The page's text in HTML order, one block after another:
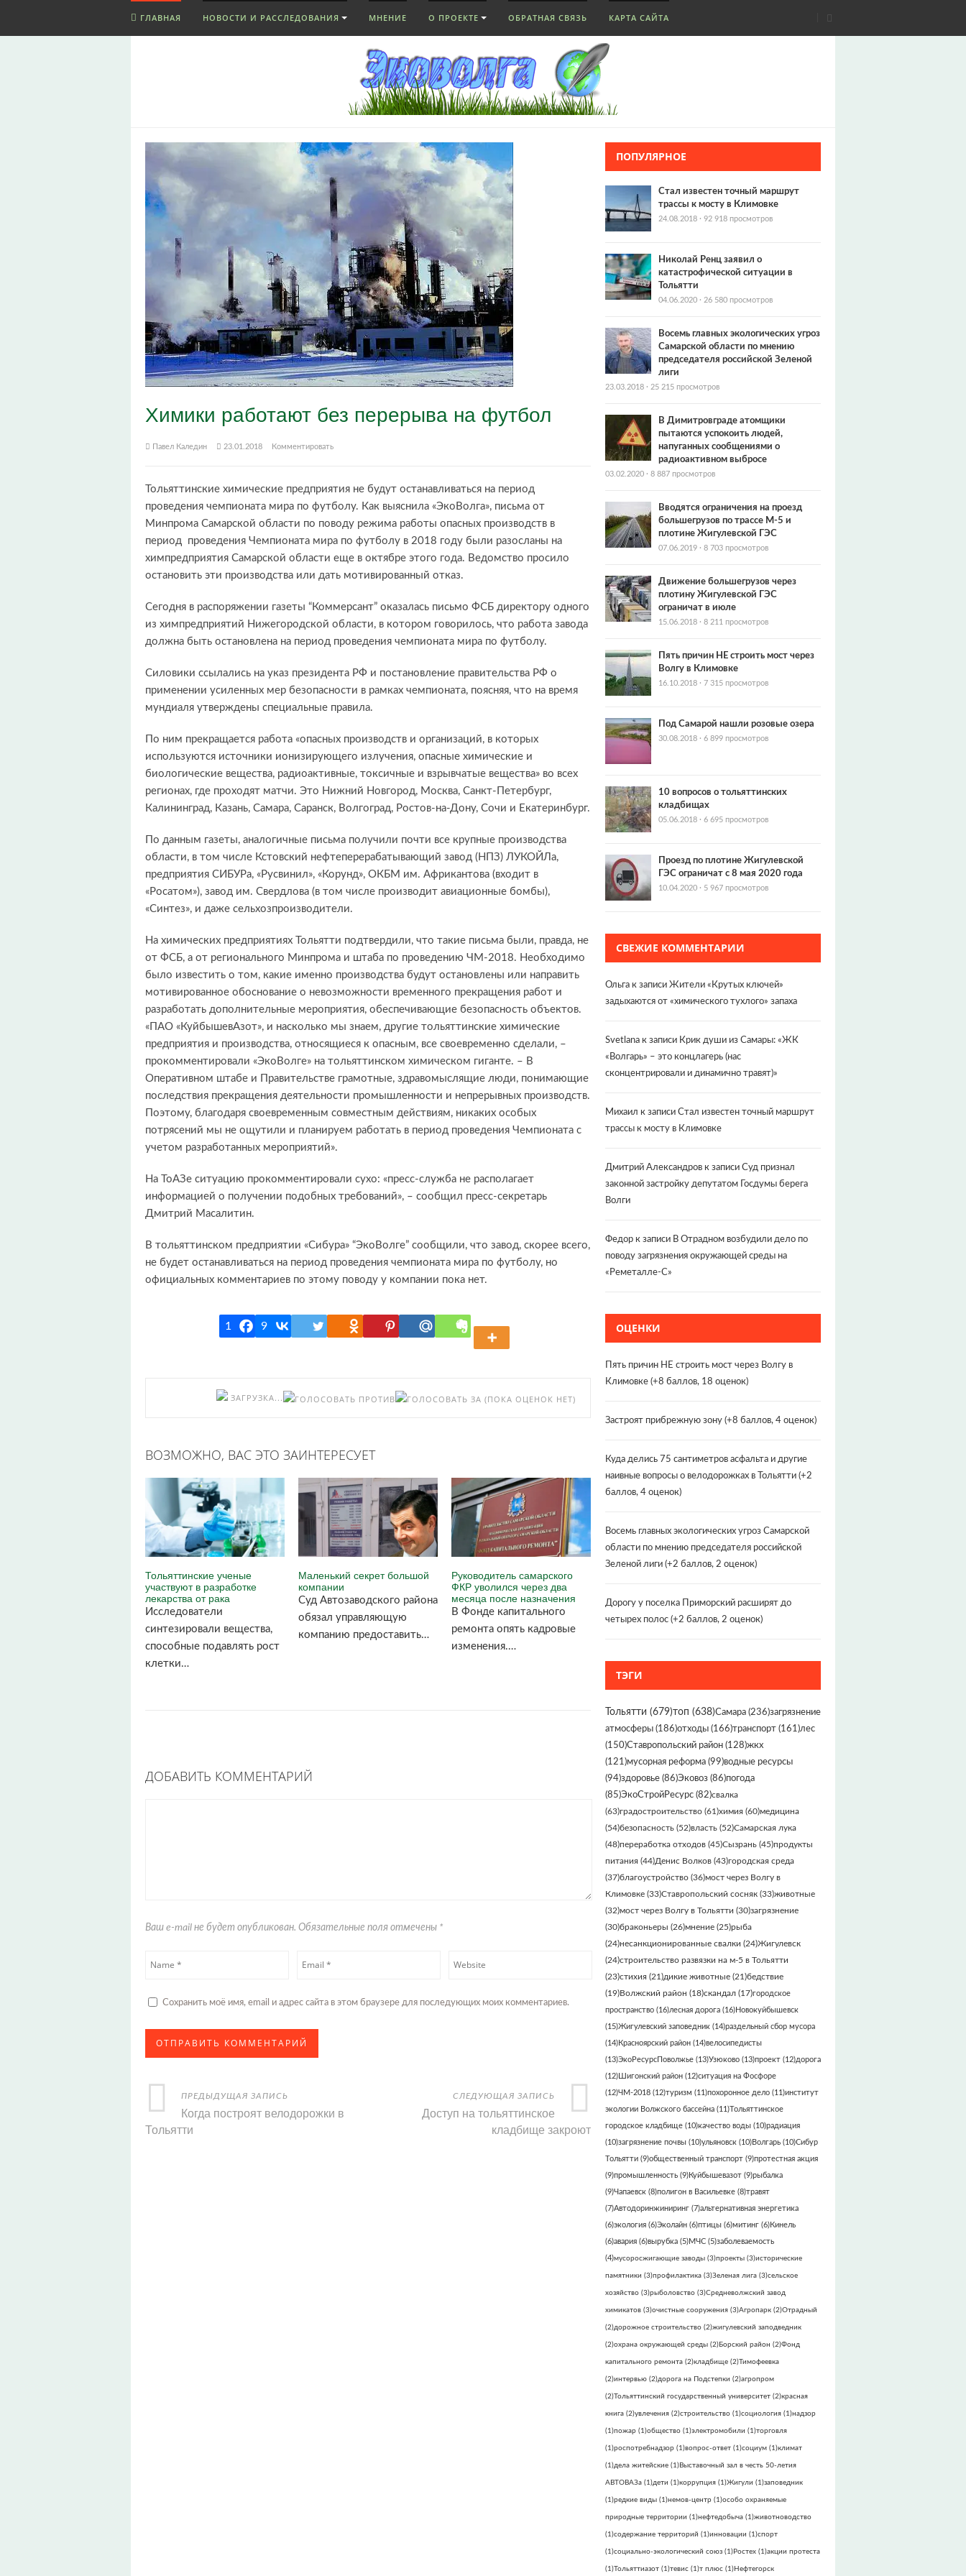
ГЛАВНАЯ НОВОСТИ И РАССЛЕДОВАНИЯ МНЕНИЕ О ПРОЕКТЕ ОБРАТНАЯ СВЯЗЬ КАРТА САЙТА
Химики работают без перерыва на футбол
Павел Каледин 23.01.2018 Комментировать
Тольяттинские химические предприятия не будут останавливаться на период
проведения чемпионата мира по футболу. Как выяснила «ЭкоВолга», письма от
Минпрома Самарской области по поводу режима работы опасных производств в
период проведения Чемпионата мира по футболу в 2018 году были разосланы на
химпредприятия Самарской области еще в октябре этого года. Ведомство просило
остановить эти производства или дать мотивированный отказ.
Сегодня в распоряжении газеты “Коммерсант” оказалась письмо ФСБ директору одного
из химпредприятий Нижегородской области, в котором говорилось, что работа завода
должна быть остановлена на период проведения чемпионата мира по футболу.
Силовики ссылались на указ президента РФ и постановление правительства РФ о
применении усиленных мер безопасности в рамках чемпионата, поясняя, что на время
мундиаля утверждены специальные правила.
По ним прекращается работа «опасных производств и организаций, в которых
используются источники ионизирующего излучения, опасные химические и
биологические вещества, радиоактивные, токсичные и взрывчатые вещества» во всех
регионах, где проходят матчи. Это Нижний Новгород, Москва, Санкт-Петербург,
Калининград, Казань, Самара, Саранск, Волгоград, Ростов-на-Дону, Сочи и Екатеринбург.
По данным газеты, аналогичные письма получили почти все крупные производства
области, в том числе Кстовский нефтеперерабатывающий завод (НПЗ) ЛУКОЙЛа,
предприятия СИБУРа, «Русвинил», «Корунд», ОКБМ им. Африкантова (входит в
«Росатом»), завод им. Свердлова (в том числе производит авиационные бомбы),
«Синтез», и даже сельхозпроизводители.
На химических предприятиях Тольятти подтвердили, что такие письма были, правда, не
от ФСБ, а от регионального Минпрома и штаба по проведению ЧМ-2018. Необходимо
было известить о том, какие именно производства будут остановлены или направить
мотивированное обоснование о невозможности временного прекращения работ и
разработать дополнительные мероприятия, обеспечивающие безопасность объектов.
«ПАО «КуйбышевАзот», и насколько мы знаем, другие тольяттинские химические
предприятия и производства, относящиеся к опасным, все своевременно сделали, –
прокомментировали «ЭкоВолге» на тольяттинском химическом гиганте. – В
Оперативном штабе и Правительстве грамотные, здравомыслящие люди, понимающие
последствия прекращения деятельности промышленности и непрерывных производств.
Поэтому, благодаря своевременным совместным действиям, никаких особых
потрясений мы не ощутили и планируем работать в период проведения Чемпионата с
учетом разработанных мероприятий».
На ТоАЗе ситуацию прокомментировали сухо: «пресс-служба не располагает
информацией о получении подобных требований», – сообщил пресс-секретарь
Дмитрий Масалитин.
В тольяттинском предприятии «Сибура» “ЭкоВолге” сообщили, что завод, скорее всего,
не будет останавливаться на период проведения чемпионата мира по футболу, но
официальных комментариев по этому поводу у компании пока нет.
1 9
(ПОКА ОЦЕНОК НЕТ)
ЗАГРУЗКА...
ВОЗМОЖНО, ВАС ЭТО ЗАИНТЕРЕСУЕТ
Тольяттинские ученые
участвуют в разработке
лекарства от рака
Исследователи
синтезировали вещества,
способные подавлять рост
клетки…
Маленький секрет большой
компании
Суд Автозаводского района
обязал управляющую
компанию предоставить…
Руководитель самарского
ФКР уволился через два
месяца после назначения
В Фонде капитального
ремонта опять кадровые
изменения.…
ДОБАВИТЬ КОММЕНТАРИЙ
Ваш e-mail не будет опубликован. Обязательные поля отмечены *
Сохранить моё имя, email и адрес сайта в этом браузере для последующих моих комментариев.
ПРЕДЫДУЩАЯ ЗАПИСЬ
Когда построят велодорожки в
Тольятти
СЛЕДУЮЩАЯ ЗАПИСЬ
Доступ на тольяттинское
кладбище закроют
ПОПУЛЯРНОЕ
Стал известен точный маршрут
трассы к мосту в Климовке
24.08.2018 · 92 918 просмотров
Николай Ренц заявил о
катастрофической ситуации в
Тольятти
04.06.2020 · 26 580 просмотров
Восемь главных экологических угроз
Самарской области по мнению
председателя российской Зеленой
лиги
23.03.2018 · 25 215 просмотров
В Димитровграде атомщики
пытаются успокоить людей,
напуганных сообщениями о
радиоактивном выбросе
03.02.2020 · 8 887 просмотров
Вводятся ограничения на проезд
большегрузов по трассе М-5 и
плотине Жигулевской ГЭС
07.06.2019 · 8 703 просмотров
Движение большегрузов через
плотину Жигулевской ГЭС
ограничат в июле
15.06.2018 · 8 211 просмотров
Пять причин НЕ строить мост через
Волгу в Климовке
16.10.2018 · 7 315 просмотров
Под Самарой нашли розовые озера
30.08.2018 · 6 899 просмотров
10 вопросов о тольяттинских
кладбищах
05.06.2018 · 6 695 просмотров
Проезд по плотине Жигулевской
ГЭС ограничат с 8 мая 2020 года
10.04.2020 · 5 967 просмотров
СВЕЖИЕ КОММЕНТАРИИ
Ольга к записи Жители «Крутых ключей»
задыхаются от «химического тухлого» запаха
Svetlana к записи Крик души из Самары: «ЖК
«Волгарь» – это концлагерь (нас
сконцентрировали и динамично травят)»
Михаил к записи Стал известен точный маршрут
трассы к мосту в Климовке
Дмитрий Александров к записи Суд признал
законной застройку депутатом Госдумы берега
Волги
Федор к записи В Отрадном возбудили дело по
поводу загрязнения окружающей среды на
«Реметалле-С»
ОЦЕНКИ
Пять причин НЕ строить мост через Волгу в
Климовке (+8 баллов, 18 оценок)
Застроят прибрежную зону (+8 баллов, 4 оценок)
Куда делись 75 сантиметров асфальта и другие
наивные вопросы о велодорожках в Тольятти (+2
баллов, 4 оценок)
Восемь главных экологических угроз Самарской
области по мнению председателя российской
Зеленой лиги (+2 баллов, 2 оценок)
Дорогу у поселка Приморский расширят до
четырех полос (+2 баллов, 2 оценок)
ТЭГИ
Тольятти (679)топ (638)Самара (236)загрязнение
атмосферы (186)отходы (166)транспорт (161)лес
(150)Ставропольский район (128)жкх
(121)мусорная реформа (99)водные ресурсы
(94)здоровье (86)Эковоз (86)погода
(85)ЭкоСтройРесурс (82)свалка
(63)градостроительство (61)химия (60)медицина
(54)безопасность (52)власть (52)Самарская лука
(48)переработка отходов (45)Сызрань (45)продукты
питания (44)Денис Волков (43)городская среда
(37)благоустройство (36)мост через Волгу в
Климовке (33)Ставропольский сосняк (33)животные
(32)мост через Волгу в Тольятти (30)загрязнение
(30)браконьеры (26)мнение (25)рыба
(24)несанкционированные свалки (24)Жигулевск
(24)строительство развязки на м-5 в Тольятти
(23)стихия (21)дикие животные (21)бедствие
(19)Волжский район (18)скандал (17)городское
пространство (16)лесная дорога (16)Новокуйбышевск
(15)Жигулевский заповедник (14)раздельный сбор мусора
(14)Красноярский район (14)велосипедисты
(13)ЭкоРесурсПоволжье (13)Узюково (13)проект (12)дорога
(12) Шигонский район (12)ситуация на Фосфоре
(12)ЧМ-2018 (12)туризм (11)похоронное дело (11)институт
экологии Волжского бассейна (11)Тольяттинское
городское кладбище (10)качество воды (10)радиация
(10)загрязнение почвы (10)ульяновск (10)Волгарь (10)Сибур
Тольятти (9)общественный транспорт (9)протестная акция
(9)промышленность (9)Куйбышевазот (9)рыбалка
(9)Чапаевск (8)полигон в Васильевке (8)травят
(7)Автодоринжиниринг (7)альтернативная энергетика
(6)экология (6)Эколайн (6)птицы (6)митинг (6)Кинель
(6)авария (6)вырубка (5)МЧС (5)заболеваемость
(4)мусоросжигающие заводы (3)проекты (3)исторические
памятники (3)профилактика (3)Зеленая лига (3)сельское
хозяйство (3)рыболовство (3)Средневолжский завод
химикатов (3)очистные сооружения (3)Агропарк (2)Отрадный
(2)дорожное строительство (2)жигулевский заподведник
(2)охрана окружающей среды (2) Борский район (2)Фонд
капитального ремонта (2)кладбище (2)Тимофеевка
(2)интервью (2)дорога на Подстепки (2)агропром
(2)Тольяттинский государственный университет (2)красная
книга (2)увлечения (2)строительство (1)социология (1)надзор
(1)пожар (1)общество (1)электромобили (1)торговля
(1)роспотребнадзор (1)вопрос-ответ (1)социум (1)климат
(1)дела житейские (1) Выставочный зал в честь 50-летия
АВТОВАЗа (1)дети (1)коррупция (1)Жигули (1)заповедник
(1)редкие виды (1)немов-центр (1)особо охраняемые
природные территории (1)нефтедобыча (1)животноводство
(1)содержание территорий (1)инновации (1)спорт
(1)социально-экологический союз (1) Ростех (1)акции протеста
(1)Тольяттиазот (1)тевис (1)т плюс (1) Нефтегорск